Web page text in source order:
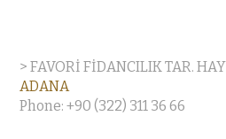
> FAVORİ FİDANCILIK TAR.
ADANA
Phone: +90 (322) 311 36 66